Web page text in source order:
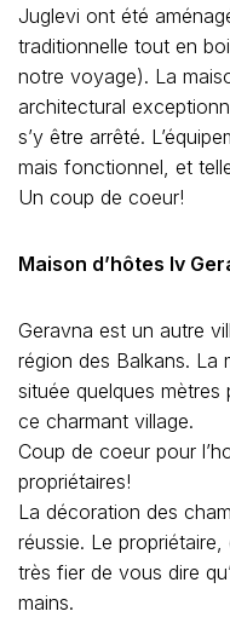
Juglevi ont été
traditionnelle tout en
notre voyage). La
architectural
s’y être arrêté.
mais fonctionnel, et
Un coup de coeur!
Maison d’hôtes Iv
Geravna est un autre
région des Balkans. La
située quelques
ce charmant village.
Coup de coeur pour
propriétaires!
La décoration des
réussie. Le
très fier de vous dire
mains.